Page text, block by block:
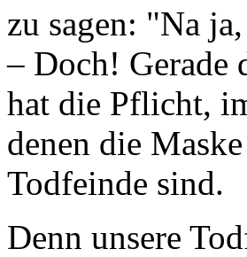
zu sagen: "Na
– Doch! Gerade
hat die Pflicht,
denen die
Todfeinde sind.
Denn unsere